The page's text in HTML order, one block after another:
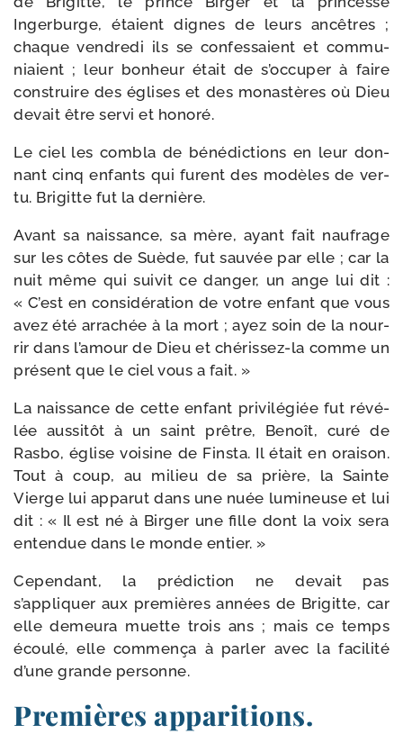
Ingerburge, étaient dignes de leurs ancêtres ;
chaque ven­dredi ils se confes­saient et com­mu­
niaient ; leur bon­heur était de s’occuper à faire
construire des églises et des monas­tères où Dieu
devait être ser­vi et honoré.
Le ciel les com­bla de béné­dic­tions en leur don­
nant cinq enfants qui furent des modèles de ver­
tu. Brigitte fut la dernière.
Avant sa nais­sance, sa mère, ayant fait nau­frage
sur les côtes de Suède, fut sau­vée par elle ; car la
nuit même qui sui­vit ce dan­ger, un ange lui dit :
« C’est en consi­dé­ra­tion de votre enfant que vous
avez été arra­chée à la mort ; ayez soin de la nour­
rir dans l’amour de Dieu et chérissez-​la comme un
pré­sent que le ciel vous a fait. »
La nais­sance de cette enfant pri­vi­lé­giée fut révé­
lée aus­si­tôt à un saint prêtre, Benoît, curé de
Rasbo, église voi­sine de Finsta. Il était en orai­son.
Tout à coup, au milieu de sa prière, la Sainte
Vierge lui appa­rut dans une nuée lumi­neuse et lui
dit : « Il est né à Birger une fille dont la voix sera
enten­due dans le monde entier. »
Cependant, la pré­dic­tion ne devait pas
s’appliquer aux pre­mières années de Brigitte, car
elle demeu­ra muette trois ans ; mais ce temps
écou­lé, elle com­men­ça à par­ler avec la faci­li­té
d’une grande personne.
Premières apparitions.